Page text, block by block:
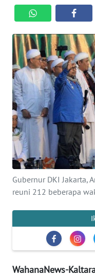
Gubernur DKI Jakarta,
reuni 212 beberapa
WahanaNews-
SERBA-
SERBI
OPINI
Informasi
INDEKS
BERITA
KONTAK
KAMI
IKLAN
TENTANG
PEDOMAN
SIBER